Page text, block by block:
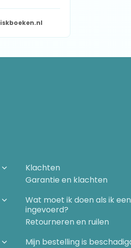
Klachten
Garantie en klachten
Wat moet ik doen als ik
ingevoerd?
Retourneren en ruilen
Mijn bestelling is